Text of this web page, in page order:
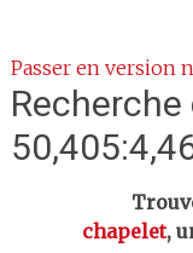
Passer en version
Recherche
Trouver :
chapelet,